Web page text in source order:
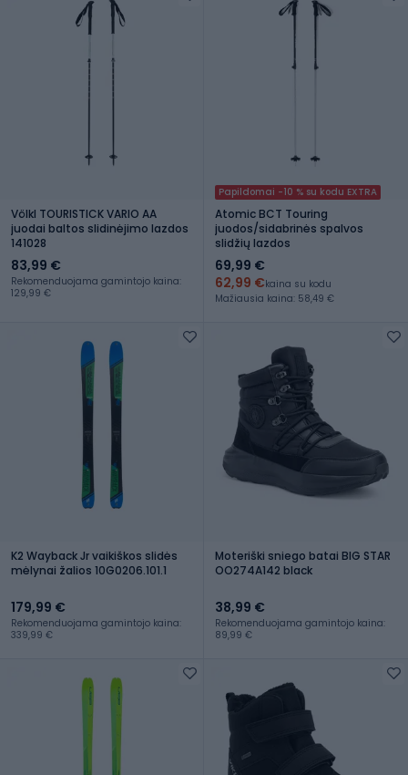
Völkl TOURISTICK VARIO AA
juodai baltos slidinėjimo lazdos
141028
83,99 €
Rekomenduojama gamintojo kaina:
129,99 €
Papildomai -10 % su kodu EXTRA
Atomic BCT Touring
juodos/sidabrinės spalvos
slidžių lazdos
69,99 €
62,99 €kaina su kodu
Mažiausia kaina: 58,49 €
K2 Wayback Jr vaikiškos slidės
mėlynai žalios 10G0206.101.1
179,99 €
Rekomenduojama gamintojo kaina:
339,99 €
Moteriški sniego batai BIG STAR
OO274A142 black
38,99 €
Rekomenduojama gamintojo kaina:
89,99 €